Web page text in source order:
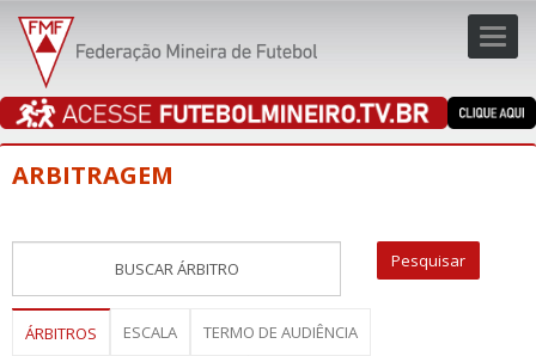
ARBITRAGEM
ÁRBITROS ESCALA TERMO DE AUDIÊNCIA